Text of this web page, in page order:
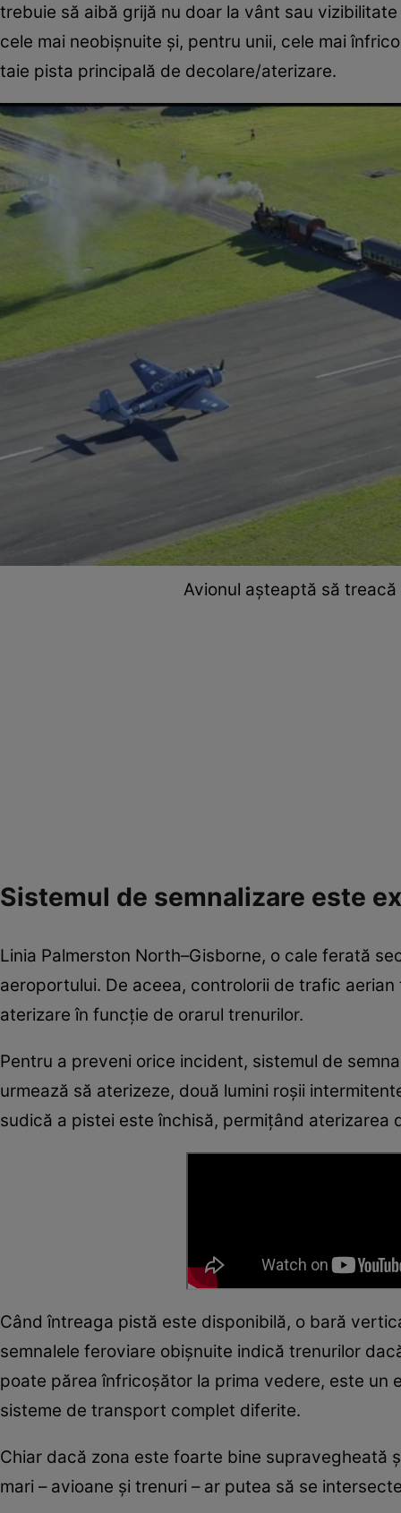
trebuie să aibă grijă nu doar la vânt sau
cele mai neobișnuite și, pentru unii, cele mai
taie pista principală de decolare/aterizare.
Avionul așteaptă să
Sistemul de semnalizare este
Linia Palmerston North–Gisborne, o cale ferată
aeroportului. De aceea, controlorii de trafic
aterizare în funcție de orarul trenurilor.
Pentru a preveni orice incident, sistemul de
urmează să aterizeze, două lumini roșii
sudică a pistei este închisă, permițând
Când întreaga pistă este disponibilă, o bară
semnalele feroviare obișnuite indică trenurilor
poate părea înfricoșător la prima vedere, este un
sisteme de transport complet diferite.
Chiar dacă zona este foarte bine supravegheată
mari – avioane și trenuri – ar putea să se